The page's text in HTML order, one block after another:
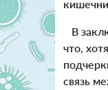
В
что,
связь